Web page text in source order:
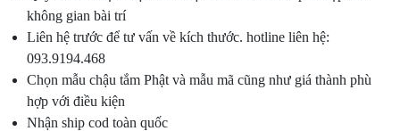
không gian bài trí
Liên hệ trước để tư vấn về kích thước. hotline liên hệ:
093.9194.468
Chọn mẫu chậu tắm Phật và mẫu mã cũng như giá thành phù
hợp với điều kiện
Nhận ship cod toàn quốc